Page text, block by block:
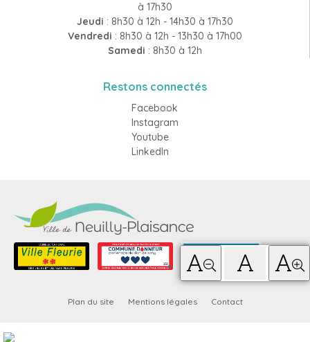
à 17h30
Jeudi : 8h30 à 12h - 14h30 à 17h30
Vendredi : 8h30 à 12h - 13h30 à 17h00
Samedi : 8h30 à 12h
Restons connectés
Facebook
Instagram
Youtube
LinkedIn
Plan du site Mentions légales Contact